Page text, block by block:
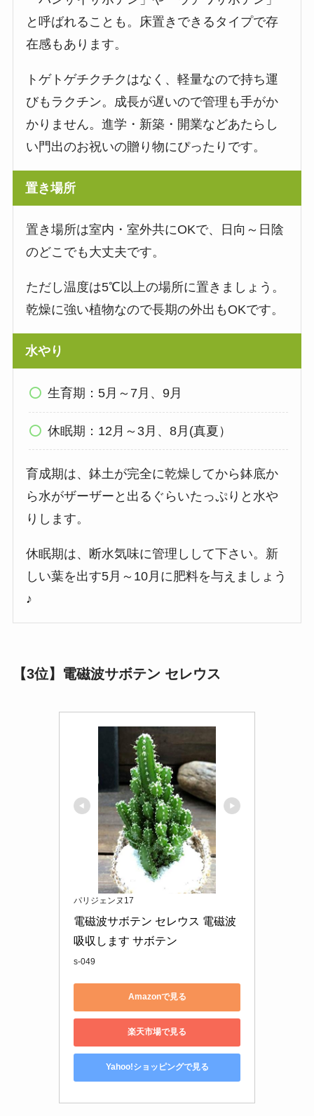
と呼ばれることも。床置きできるタイプで存
在感もあります。
トゲトゲチクチクはなく、軽量なので持ち運
びもラクチン。成長が遅いので管理も手がか
かりません。進学・新築・開業などあたらし
い門出のお祝いの贈り物にぴったりです。
置き場所
置き場所は室内・室外共にOKで、日向～日陰
のどこでも大丈夫です。
ただし温度は5℃以上の場所に置きましょう。
乾燥に強い植物なので長期の外出もOKです。
水やり
生育期：5月～7月、9月
休眠期：12月～3月、8月(真夏）
育成期は、鉢土が完全に乾燥してから鉢底か
ら水がザーザーと出るぐらいたっぷりと水や
りします。
休眠期は、断水気味に管理しして下さい。新
しい葉を出す5月～10月に肥料を与えましょう
♪
【3位】電磁波サボテン セレウス
パリジェンヌ17
電磁波サボテン セレウス 電磁波
吸収します サボテン
s-049
Amazonで見る
楽天市場で見る
Yahoo!ショッピングで見る